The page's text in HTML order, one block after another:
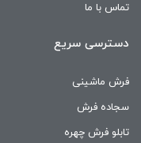
تماس با ما
دسترسی سریع
فرش ماشینی
سجاده فرش
تابلو فرش چهره